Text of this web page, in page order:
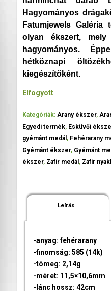
Hagyományos
Fatumjewels Galéria
olyan ékszert,
hagyományos.
hétköznapi
kiegészítőként.
Elfogyott
Kategóriák: Arany ékszer,
Egyedi termék, Esküvői
gyémánt medál , Fehérarany
Gyémánt ékszer, Gyémánt
ékszer, Zafír medál , Zafír
Leírás
-anyag: fehérarany
-finomság: 585 (14k)
-tömeg: 2,14g
-méret: 11,5×10,6mm
-lánc hossz: 42cm